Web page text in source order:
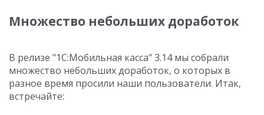
Множество небольших доработок
В релизе "1С:Мобильная касса" 3.14 мы собрали
множество небольших доработок, о которых в
разное время просили наши пользователи. Итак,
встречайте: